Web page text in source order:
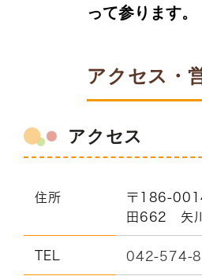
って参ります。
アクセス・
アクセス
住所
〒186-
田662 矢
TEL 042-574-